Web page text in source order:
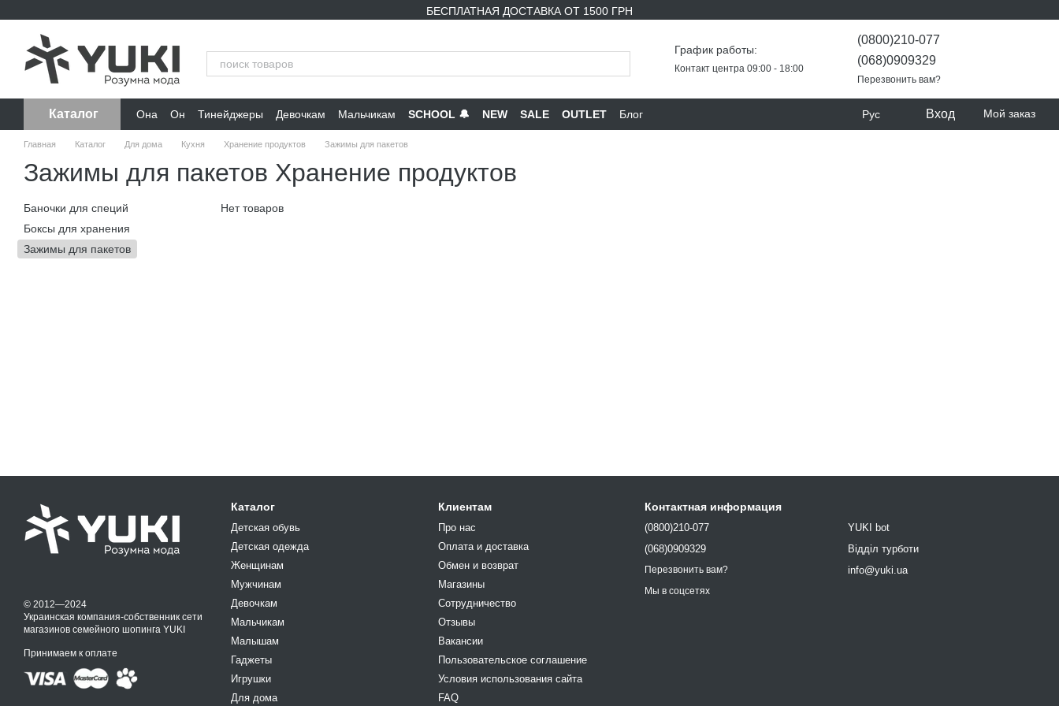
БЕСПЛАТНАЯ ДОСТАВКА ОТ 1500 ГРН
График работы:
Контакт центра 09:00 - 18:00
(0800)210-077
(068)0909329
Перезвонить вам?
Каталог Она Он Тинейджеры Девочкам Мальчикам SCHOOL 🔔 NEW SALE OUTLET Блог Рус Вход Мой заказ
Главная Каталог Для дома Кухня Хранение продуктов Зажимы для пакетов
Зажимы для пакетов Хранение продуктов
Нет товаров
Баночки для специй
Боксы для хранения
Зажимы для пакетов
© 2012—2024
Украинская компания-собственник сети
магазинов семейного шопинга YUKI
Принимаем к оплате
Каталог
Детская обувь
Детская одежда
Женщинам
Мужчинам
Девочкам
Мальчикам
Малышам
Гаджеты
Игрушки
Для дома
Клиентам
Про нас
Оплата и доставка
Обмен и возврат
Магазины
Сотрудничество
Отзывы
Вакансии
Пользовательское соглашение
Условия использования сайта
FAQ
Контактная информация
(0800)210-077
(068)0909329
Перезвонить вам?
YUKI bot
Відділ турботи
info@yuki.ua
Мы в соцсетях